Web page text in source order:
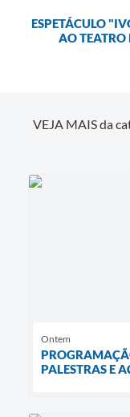
ESPETÁCULO
AO
VEJA MAIS da
Ontem
PALESTRAS E